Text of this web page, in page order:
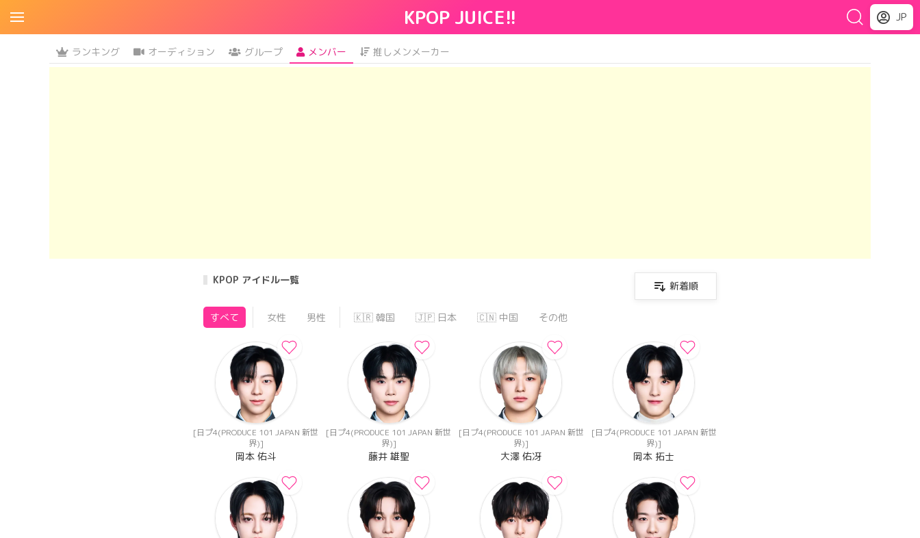
KPOP JUICE!! JP
ランキング オーディション グループ メンバー 推しメンメーカー
KPOP アイドル一覧 新着順
すべて 女性 男性 🇰🇷 韓国 🇯🇵 日本 🇨🇳 中国 その他
[日プ4(PRODUCE 101 JAPAN 新世
界)]
岡本 佑斗
[日プ4(PRODUCE 101 JAPAN 新世
界)]
藤井 雄聖
[日プ4(PRODUCE 101 JAPAN 新世
界)]
大澤 佑冴
[日プ4(PRODUCE 101 JAPAN 新世
界)]
岡本 拓士